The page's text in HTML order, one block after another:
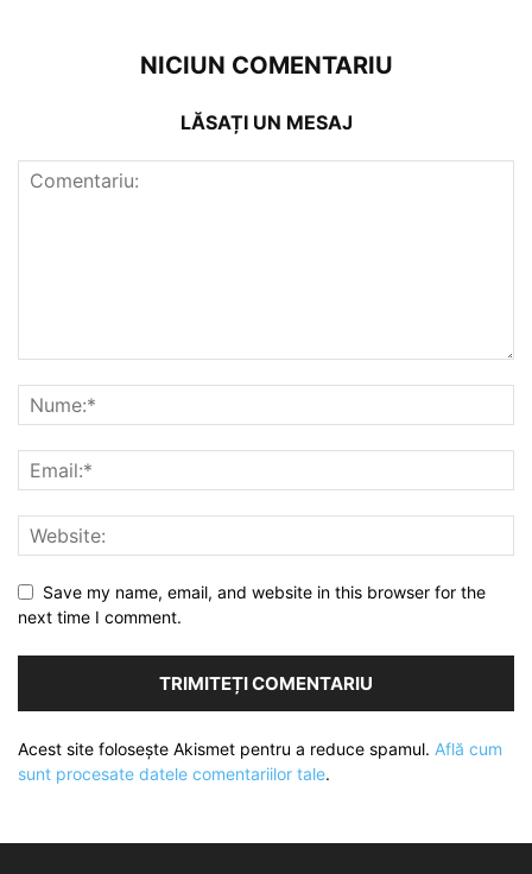
NICIUN COMENTARIU
LĂSAȚI UN MESAJ
Save my name, email, and website in this browser for the
next time I comment.
Acest site folosește Akismet pentru a reduce spamul. Află cum
sunt procesate datele comentariilor tale.